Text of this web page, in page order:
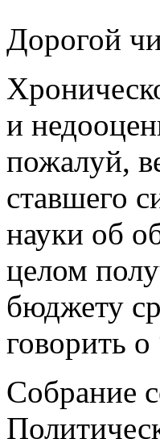
Дорогой
и
пожалуй,
ставшего
науки об
целом
бюджету
говорить
Собрание